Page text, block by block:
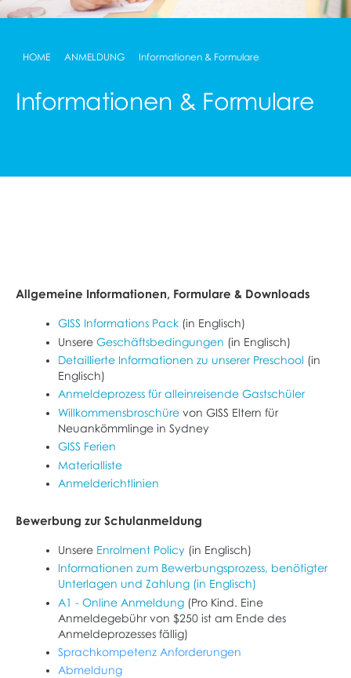
HOME ANMELDUNG Informationen & Formulare
Informationen & Formulare
Allgemeine Informationen, Formulare & Downloads
GISS Informations Pack (in Englisch)
Unsere Geschäftsbedingungen (in Englisch)
Detaillierte Informationen zu unserer Preschool (in
Englisch)
Anmeldeprozess für alleinreisende Gastschüler
Willkommensbroschüre von GISS Eltern für
Neuankömmlinge in Sydney
GISS Ferien
Materialliste
Anmelderichtlinien
Bewerbung zur Schulanmeldung
Unsere Enrolment Policy (in Englisch)
Informationen zum Bewerbungsprozess, benötigter
Unterlagen und Zahlung (in Englisch)
A1 - Online Anmeldung (Pro Kind. Eine
Anmeldegebühr von $250 ist am Ende des
Anmeldeprozesses fällig)
Sprachkompetenz Anforderungen
Abmeldung